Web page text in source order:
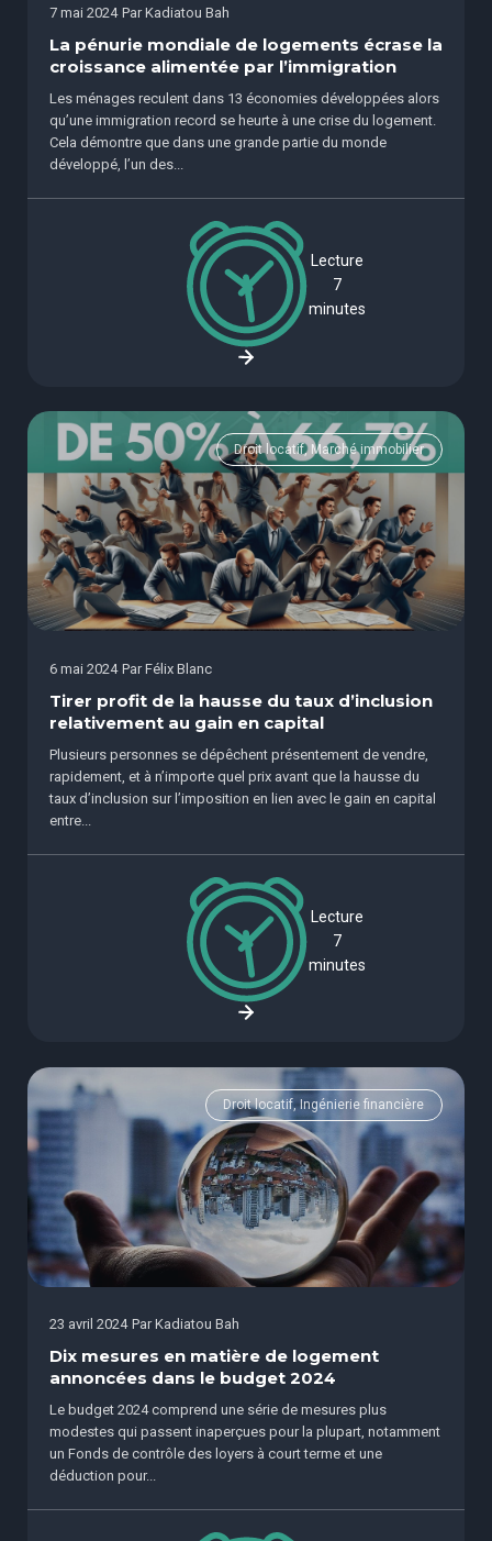
7 mai 2024 Par Kadiatou Bah
La pénurie mondiale de logements écrase la
croissance alimentée par l’immigration
Les ménages reculent dans 13 économies développées alors
qu’une immigration record se heurte à une crise du logement.
Cela démontre que dans une grande partie du monde
développé, l’un des...
Lecture
7
minutes
Droit locatif, Marché immobilier
6 mai 2024 Par Félix Blanc
Tirer profit de la hausse du taux d’inclusion
relativement au gain en capital
Plusieurs personnes se dépêchent présentement de vendre,
rapidement, et à n’importe quel prix avant que la hausse du
taux d’inclusion sur l’imposition en lien avec le gain en capital
entre...
Lecture
7
minutes
Droit locatif, Ingénierie financière
23 avril 2024 Par Kadiatou Bah
Dix mesures en matière de logement
annoncées dans le budget 2024
Le budget 2024 comprend une série de mesures plus
modestes qui passent inaperçues pour la plupart, notamment
un Fonds de contrôle des loyers à court terme et une
déduction pour...